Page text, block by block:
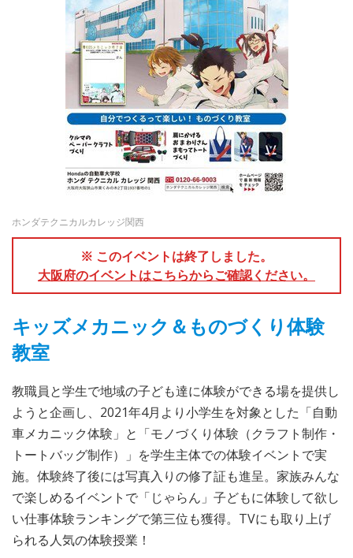
ホンダテクニカルカレッジ関西
※ このイベントは終了しました。
大阪府のイベントはこちらからご確認ください。
キッズメカニック＆ものづくり体験
教室
教職員と学生で地域の子ども達に体験ができる場を提供し
ようと企画し、2021年4月より小学生を対象とした「自動
車メカニック体験」と「モノづくり体験（クラフト制作・
トートバッグ制作）」を学生主体での体験イベントで実
施。体験終了後には写真入りの修了証も進呈。家族みんな
で楽しめるイベントで「じゃらん」子どもに体験して欲し
い仕事体験ランキングで第三位も獲得。TVにも取り上げ
られる人気の体験授業！